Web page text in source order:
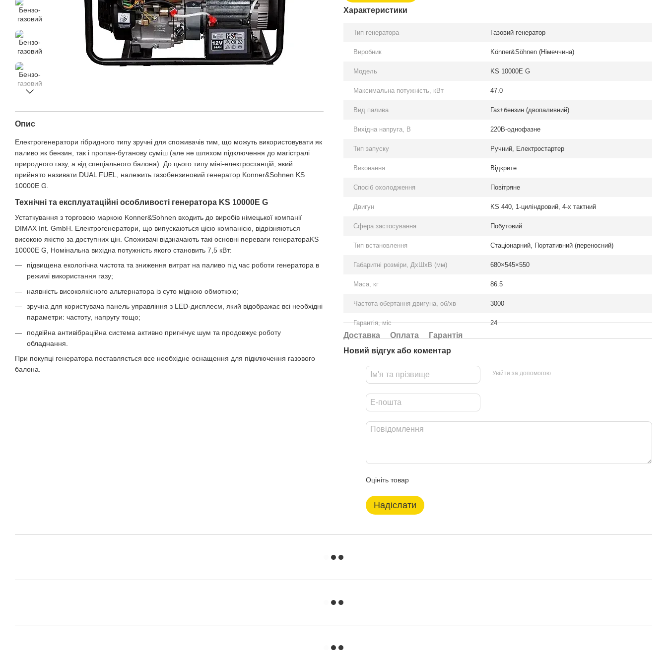
Опис
Електрогенератори гібридного типу зручні для споживачів тим, що можуть використовувати як
паливо як бензин, так і пропан-бутанову суміш (але не шляхом підключення до магістралі
природного газу, а від спеціального балона). До цього типу міні-електростанцій, який
прийнято називати DUAL FUEL, належить газобензиновий генератор Konner&Sohnen KS
10000E G.
Технічні та експлуатаційні особливості генератора KS 10000E G
Устаткування з торговою маркою Konner&Sohnen входить до виробів німецької компанії
DIMAX Int. GmbH. Електрогенератори, що випускаються цією компанією, відрізняються
високою якістю за доступних цін. Споживачі відзначають такі основні переваги генератораKS
10000E G, Номінальна вихідна потужність якого становить 7,5 кВт:
підвищена екологічна чистота та зниження витрат на паливо під час роботи генератора в
режимі використання газу;
наявність високоякісного альтернатора із суто мідною обмоткою;
зручна для користувача панель управління з LED-дисплеєм, який відображає всі необхідні
параметри: частоту, напругу тощо;
подвійна антивібраційна система активно пригнічує шум та продовжує роботу
обладнання.
При покупці генератора поставляється все необхідне оснащення для підключення газового
балона.
Характеристики
Тип генератора Газовий генератор
Виробник Könner&Söhnen (Німеччина)
Модель KS 10000E G
Максимальна потужність, кВт 47.0
Вид палива Газ+бензин (двопаливний)
Вихідна напруга, В 220В-однофазне
Тип запуску Ручний, Електростартер
Виконання Відкрите
Спосіб охолодження Повітряне
Двигун KS 440, 1-циліндровий, 4-х тактний
Сфера застосування Побутовий
Тип встановлення Стаціонарний, Портативний (переносний)
Габаритні розміри, ДхШхВ (мм) 680×545×550
Маса, кг 86.5
Частота обертання двигуна, об/хв 3000
Гарантія, міс 24
Доставка Оплата
Гарантія
Новий відгук або коментар
Увійти за допомогою
Оцініть товар
Надіслати